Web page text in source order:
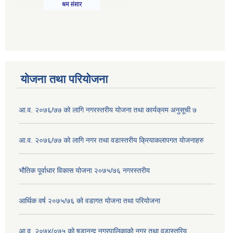
योजना तथा परियोजना
आ.व. २०७६/७७ को लागि नगरस्तरीय योजना तथा कार्यक्रम अनुसूची ७
आ.व. २०७६/७७ को लागि नगर तथा वडास्तरीय क्रियाकलापगत योजनाहरु
भौतिक पूर्वाधार विकास योजना २०७५/७६ नगरस्तरीय
आर्थिक वर्ष २०७५/७६ को वडागत योजना तथा परियोजना
आ.व. २०७४/०७५ को षडानन्द नगरपालिकाको नगर तथा वडास्तरिय